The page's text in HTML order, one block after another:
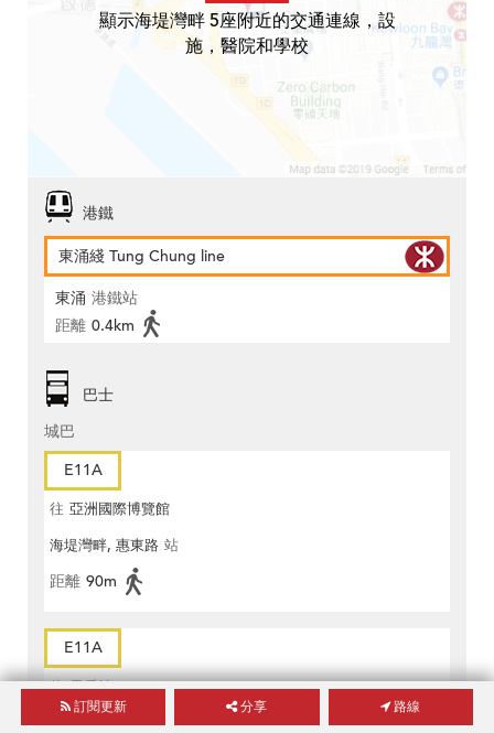
顯示海堤灣畔 5座附近的交通連線，設
施，醫院和學校
港鐵
東涌綫 Tung Chung line
東涌 港鐵站
距離 0.4km
巴士
城巴
E11A
往 亞洲國際博覽館
海堤灣畔, 惠東路 站
距離 90m
E11A
往 天后站
海堤灣畔, 惠東路 站
訂閱更新 分享 路線